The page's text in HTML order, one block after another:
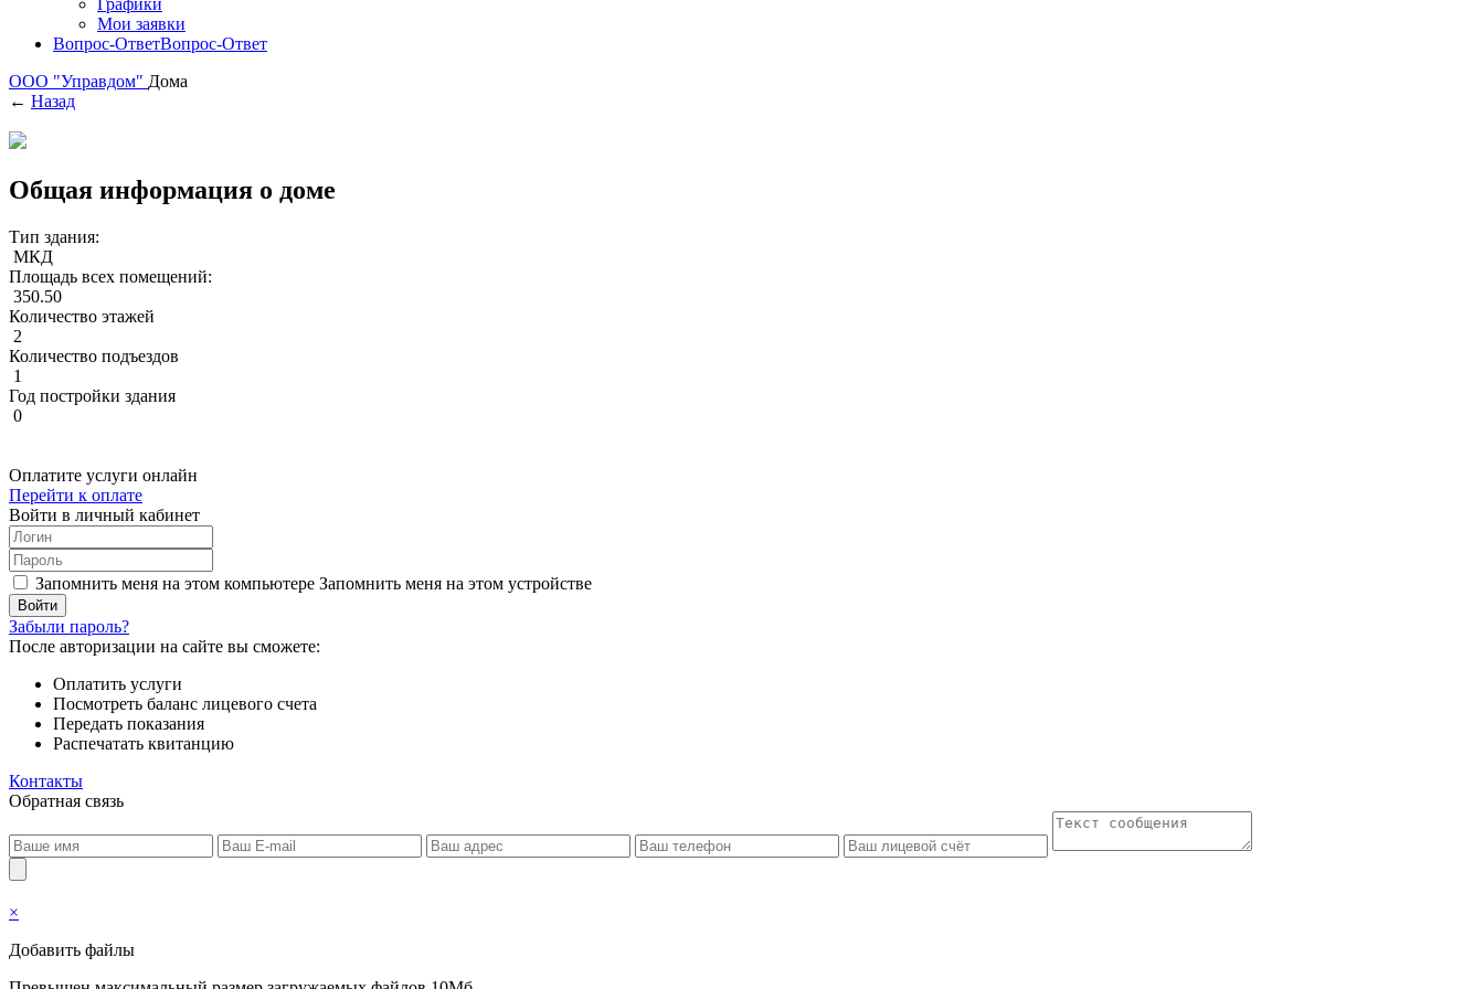
Мои заявки
Вопрос-ОтветВопрос-Ответ
ООО "Управдом" Дома
← Назад
Общая информация о доме
Тип здания:
МКД
Площадь всех помещений:
350.50
Количество этажей
2
Количество подъездов
1
Год постройки здания
0
Оплатите услуги онлайн
Перейти к оплате
Войти в личный кабинет
Запомнить меня на этом компьютере Запомнить меня на этом устройстве
Забыли пароль?
После авторизации на сайте вы сможете:
Оплатить услуги
Посмотреть баланс лицевого счета
Передать показания
Распечатать квитанцию
Контакты
Обратная связь
×
Добавить файлы